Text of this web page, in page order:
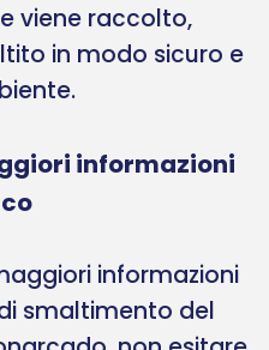
viene raccolto,
in modo sicuro e
informazioni
informazioni
smaltimento del